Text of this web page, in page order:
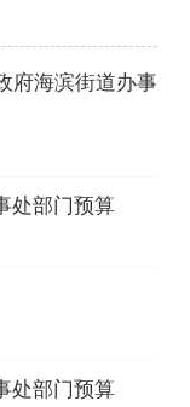
府海滨街道办事
处部门预算
处部门预算